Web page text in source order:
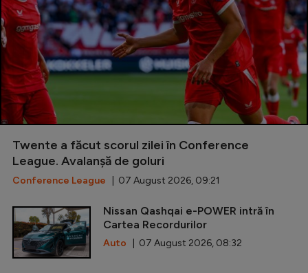
Twente a făcut scorul zilei în Conference
League. Avalanșă de goluri
Conference League | 07 August 2026, 09:21
Nissan Qashqai e-POWER intră în
Cartea Recordurilor
Auto | 07 August 2026, 08:32